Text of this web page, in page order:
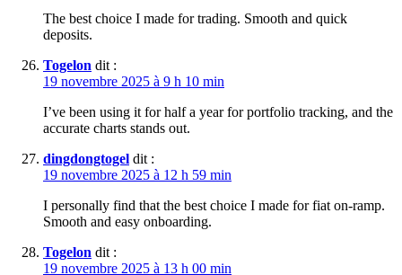
The best choice I made for trading. Smooth and quick
deposits.
Togelon dit :
19 novembre 2025 à 9 h 10 min
I’ve been using it for half a year for portfolio tracking, and the
accurate charts stands out.
dingdongtogel dit :
19 novembre 2025 à 12 h 59 min
I personally find that the best choice I made for fiat on-ramp.
Smooth and easy onboarding.
Togelon dit :
19 novembre 2025 à 13 h 00 min